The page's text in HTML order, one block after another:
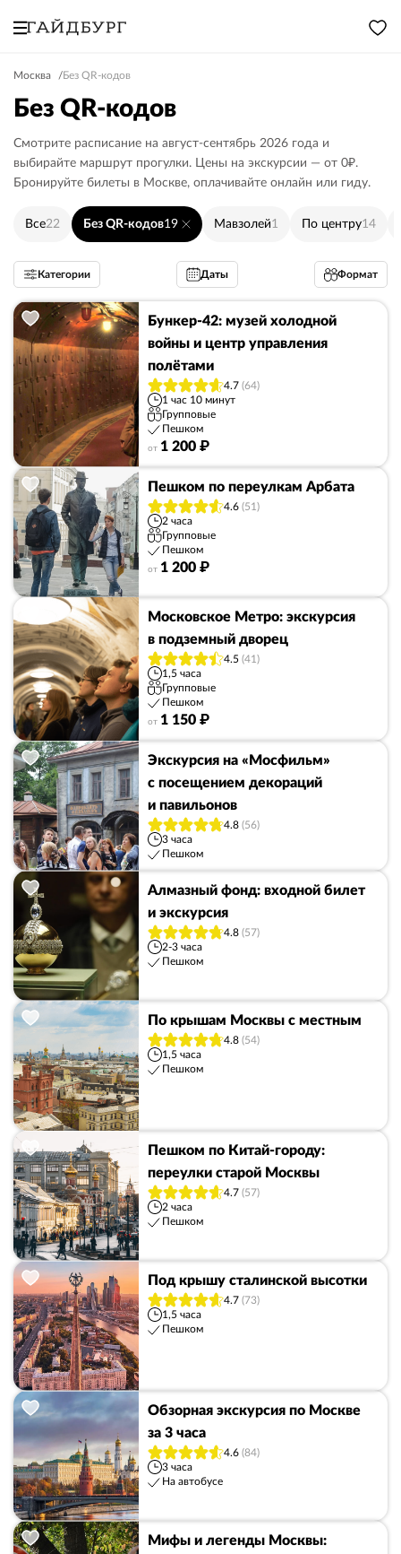
Москва Без QR-кодов
Без QR-кодов
Смотрите расписание на август-сентябрь 2026 года и
выбирайте маршрут прогулки. Цены на экскурсии — от 0₽.
Бронируйте билеты в Москве, оплачивайте онлайн или гиду.
Все22 Без QR-кодов19 Мавзолей1 По центру14
Категории Даты Формат
Бункер-42: музей холодной
войны и центр управления
полётами
4.7 (64)
1 час 10 минут
Групповые
Пешком
от 1 200 ₽
Пешком по переулкам Арбата
4.6 (51)
2 часа
Групповые
Пешком
от 1 200 ₽
Московское Метро: экскурсия
в подземный дворец
4.5 (41)
1,5 часа
Групповые
Пешком
от 1 150 ₽
Экскурсия на «Мосфильм»
с посещением декораций
и павильонов
4.8 (56)
3 часа
Пешком
Алмазный фонд: входной билет
и экскурсия
4.8 (57)
2-3 часа
Пешком
По крышам Москвы с местным
4.8 (54)
1,5 часа
Пешком
Пешком по Китай-городу:
переулки старой Москвы
4.7 (57)
2 часа
Пешком
Под крышу сталинской высотки
4.7 (73)
1,5 часа
Пешком
Обзорная экскурсия по Москве
за 3 часа
4.6 (84)
3 часа
На автобусе
Мифы и легенды Москвы: